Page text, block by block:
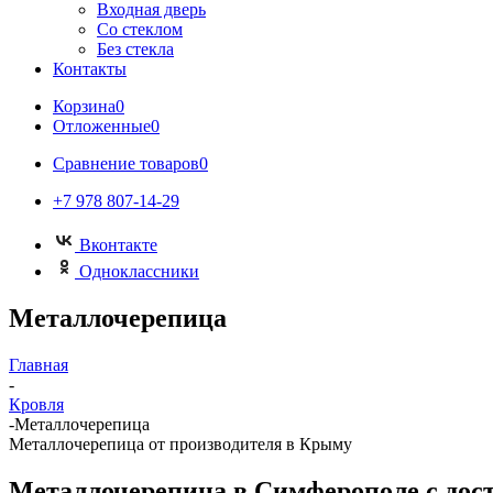
Входная дверь
Со стеклом
Без стекла
Контакты
Корзина0
Отложенные0
Сравнение товаров0
+7 978 807-14-29
Вконтакте
Одноклассники
Металлочерепица
Главная
-
Кровля
-Металлочерепица
Металлочерепица от производителя в Крыму